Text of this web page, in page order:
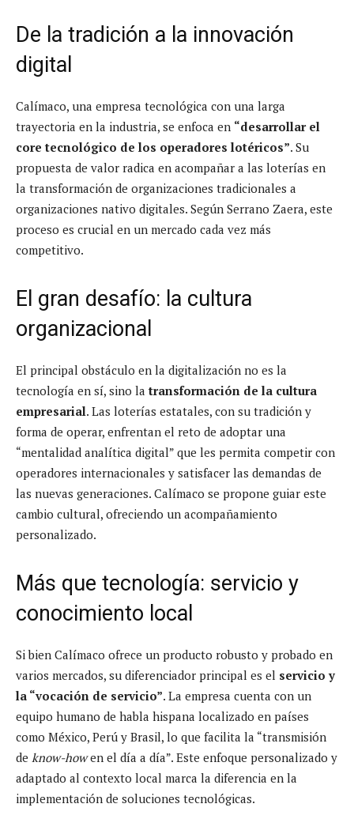
De la tradición a la innovación
digital
Calímaco, una empresa tecnológica con una larga
trayectoria en la industria, se enfoca en “desarrollar el
core tecnológico de los operadores lotéricos”. Su
propuesta de valor radica en acompañar a las loterías en
la transformación de organizaciones tradicionales a
organizaciones nativo digitales. Según Serrano Zaera, este
proceso es crucial en un mercado cada vez más
competitivo.
El gran desafío: la cultura
organizacional
El principal obstáculo en la digitalización no es la
tecnología en sí, sino latransformación de la cultura
empresarial. Las loterías estatales, con su tradición y
forma de operar, enfrentan el reto de adoptar una
“mentalidad analítica digital” que les permita competir con
operadores internacionales y satisfacer las demandas de
las nuevas generaciones. Calímaco se propone guiar este
cambio cultural, ofreciendo un acompañamiento
personalizado.
Más que tecnología: servicio y
conocimiento local
Si bien Calímaco ofrece un producto robusto y probado en
varios mercados, su diferenciador principal es el servicio y
la “vocación de servicio”. La empresa cuenta con un
equipo humano de habla hispana localizado en países
como México, Perú y Brasil, lo que facilita la “transmisión
de know-howen el día a día”. Este enfoque personalizado y
adaptado al contexto local marca la diferencia en la
implementación de soluciones tecnológicas.